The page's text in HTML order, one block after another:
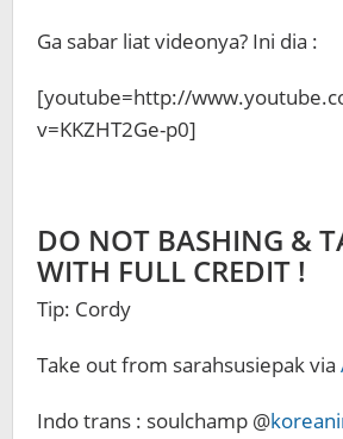
Ga sabar liat videonya? Ini dia :
[youtube=http://
v=KKZHT2Ge-p0]
DO NOT BASHING &
WITH FULL CREDIT !
Tip: Cordy
Take out from sarahsusiepak via
Indo trans : soulchamp @